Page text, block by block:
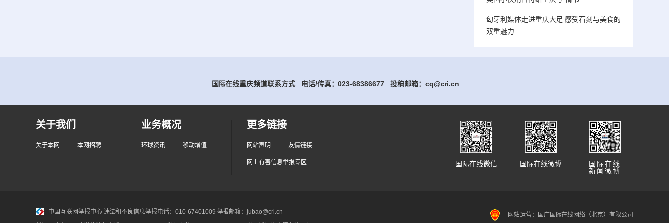
匈牙利媒体走进重庆大足 感受石刻与美食的
双重魅力
国际在线重庆频道联系方式 电话/传真：023-68386677 投稿邮箱：cq@cri.cn
关于我们
关于本网 本网招聘
业务概况
环球资讯 移动增值
更多链接
网站声明 友情链接
网上有害信息举报专区
国际在线
新闻微博
国际在线微博
国际在线微信
中国互联网举报中心 违法和不良信息举报电话：010-67401009 举报邮箱：jubao@cri.cn
网站运营：国广国际在线网络（北京）有限公司